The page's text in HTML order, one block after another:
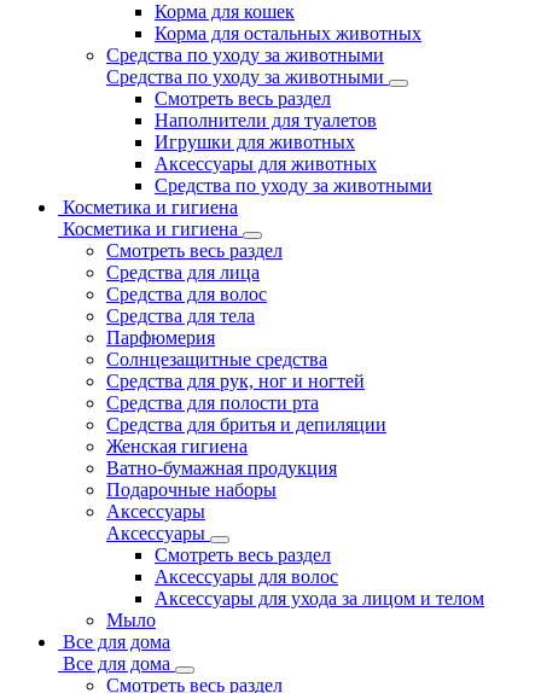
Корма для кошек
Корма для остальных животных
Средства по уходу за животными
Средства по уходу за животными
Смотреть весь раздел
Наполнители для туалетов
Игрушки для животных
Аксессуары для животных
Средства по уходу за животными
Косметика и гигиена
Косметика и гигиена
Смотреть весь раздел
Средства для лица
Средства для волос
Средства для тела
Парфюмерия
Солнцезащитные средства
Средства для рук, ног и ногтей
Средства для полости рта
Средства для бритья и депиляции
Женская гигиена
Ватно-бумажная продукция
Подарочные наборы
Аксессуары
Аксессуары
Смотреть весь раздел
Аксессуары для волос
Аксессуары для ухода за лицом и телом
Мыло
Все для дома
Все для дома
Смотреть весь раздел